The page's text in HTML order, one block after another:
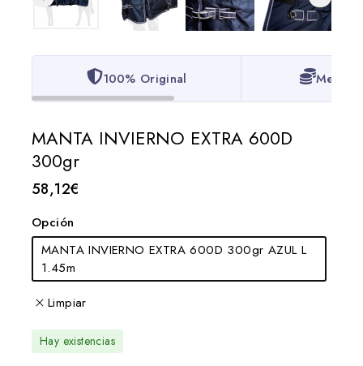
100% Original Mejor
MANTA INVIERNO EXTRA 600D
300gr
58,12€
Opción
MANTA INVIERNO EXTRA 600D 300gr AZUL L
1.45m
Limpiar
Hay existencias